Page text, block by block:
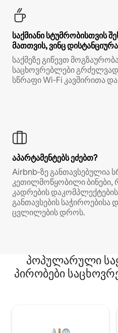
საქმიანი სტუმრობისთვის
მათთვის, ვინც
საქმეზე გიწევთ
საცხოვრებლები
სწრაფი Wi‑Fi კავშირითა
აპარტამენტებს ეძებთ?
Airbnb‑ზე განთავსებულია
კეთილმოწყობილი
კადრების
განთავსების საჭიროებისა
ცვლილების დროს.
პოპულარული
პირობები